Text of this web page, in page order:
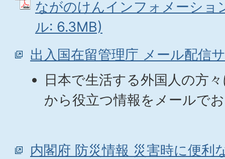
ながのけんインフォメーショ
ル: 6.3MB)
出入国在留管理庁 メール配信
日本で生活する外国人の方
から役立つ情報をメールで
内閣府 防災情報 災害時に便利